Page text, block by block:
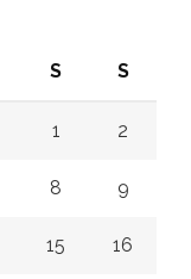
S S
1 2
8 9
15 16